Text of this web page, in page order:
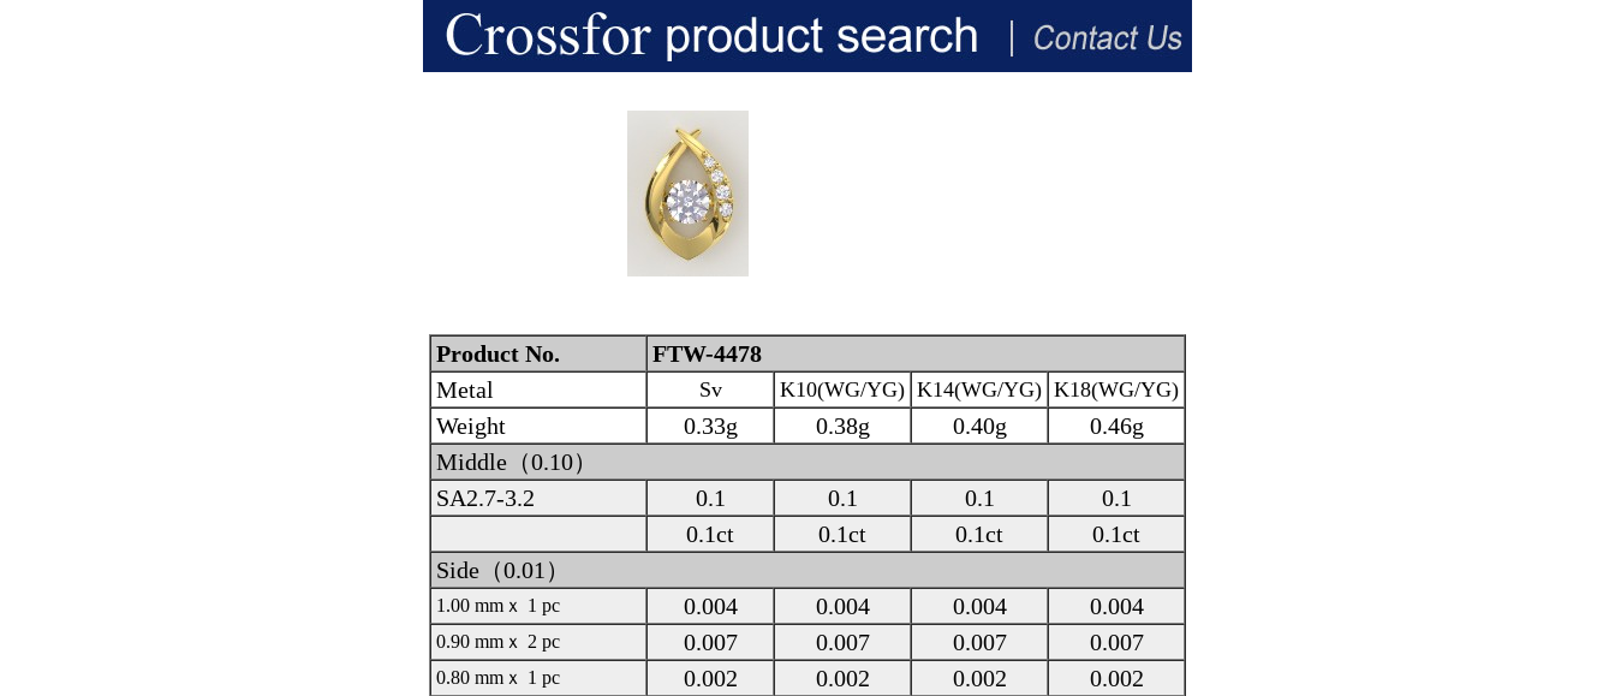
Product No.
FTW-4478
Metal
Sv K10(WG/YG) K14(WG/YG) K18(WG/YG)
Weight 0.33g 0.38g 0.40g
0.46g
Middle（0.10）
SA2.7-3.2
0.1 0.1 0.1
0.1
0.1ct
0.1ct 0.1ct
0.1ct
Side（0.01）
1.00 mmｘ 1 pc 0.004 0.004 0.004 0.004
0.90 mmｘ 2 pc 0.007 0.007 0.007 0.007
0.80 mmｘ 1 pc 0.002 0.002 0.002
0.002